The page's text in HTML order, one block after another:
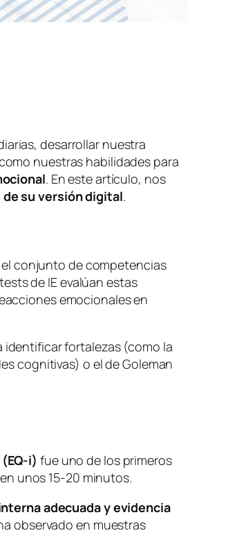
desarrollar nuestra
nuestras habilidades para
. En este artículo, nos
su versión digital.
el conjunto de competencias
de IE evalúan estas
emocionales en
identificar fortalezas (como la
cognitivas) o el de Goleman
i) fue uno de los primeros
unos 15-20 minutos.
adecuada y evidencia
observado en muestras